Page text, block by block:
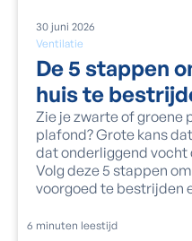
Ventilatie
30 juni 2026
De 5 stappen
huis te
Zie je zwarte of groene
plafond? Grote kans
dat onderliggend vocht
Volg deze 5 stappen
voorgoed te bestrijden
6 minuten leestijd